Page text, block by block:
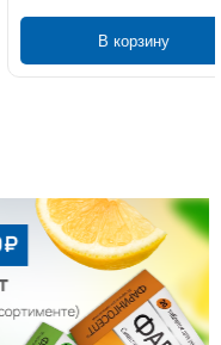
В корзину